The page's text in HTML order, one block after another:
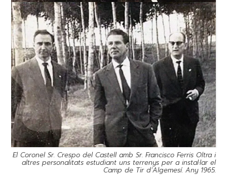
El Coronel Sr. Crespo del Castell amb Sr. Francisco Ferris Oltra i
altres personalitats estudiant uns terrenys per a instal·lar el
Camp de Tir d’Algemesí. Any 1965.